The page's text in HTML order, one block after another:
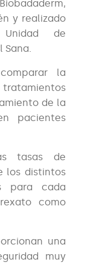
y realizado
de
Sana.
la
de la
pacientes
tasas de
los distintos
para cada
como
una
muy